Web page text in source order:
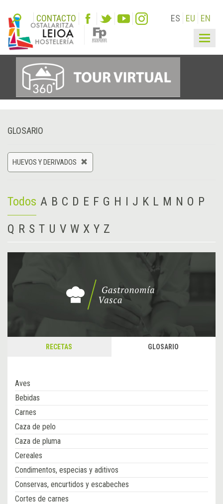
CONTACTO ES EU EN
GLOSARIO
HUEVOS Y DERIVADOS
Todos A B C D E F G H I J K L M N O P
Q R S T U V W X Y Z
RECETAS GLOSARIO
Aves
Bebidas
Carnes
Caza de pelo
Caza de pluma
Cereales
Condimentos, especias y aditivos
Conservas, encurtidos y escabeches
Cortes de carnes